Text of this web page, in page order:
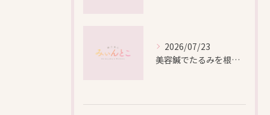
2026/07/23
美容鍼でたるみを根本から改善し自然なリフトアップを叶える方法